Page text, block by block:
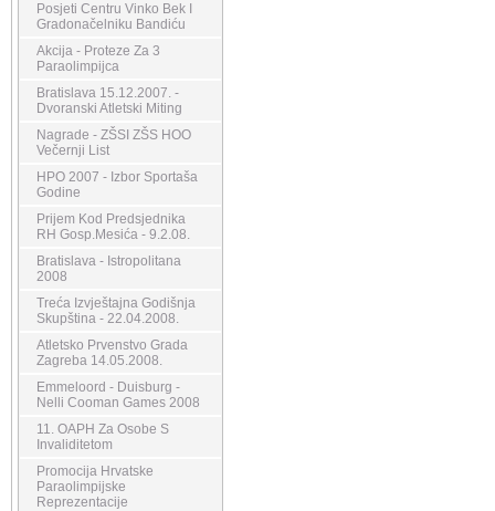
Posjeti Centru Vinko Bek I
Gradonačelniku Bandiću
Akcija - Proteze Za 3
Paraolimpijca
Bratislava 15.12.2007. -
Dvoranski Atletski Miting
Nagrade - ZŠSI ZŠS HOO
Večernji List
HPO 2007 - Izbor Sportaša
Godine
Prijem Kod Predsjednika
RH Gosp.Mesića - 9.2.08.
Bratislava - Istropolitana
2008
Treća Izvještajna Godišnja
Skupština - 22.04.2008.
Atletsko Prvenstvo Grada
Zagreba 14.05.2008.
Emmeloord - Duisburg -
Nelli Cooman Games 2008
11. OAPH Za Osobe S
Invaliditetom
Promocija Hrvatske
Paraolimpijske
Reprezentacije